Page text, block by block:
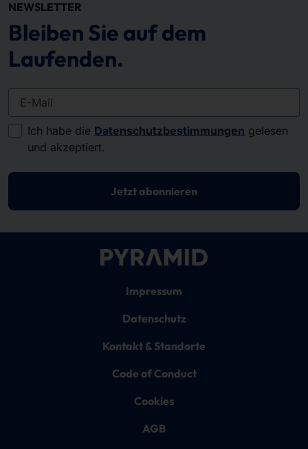
NEWSLETTER
Bleiben Sie auf dem
Laufenden.
E-Mail
Ich habe die Datenschutzbestimmungen gelesen
und akzeptiert.
Jetzt abonnieren
Impressum
Datenschutz
Kontakt & Standorte
Code of Conduct
Cookies
AGB